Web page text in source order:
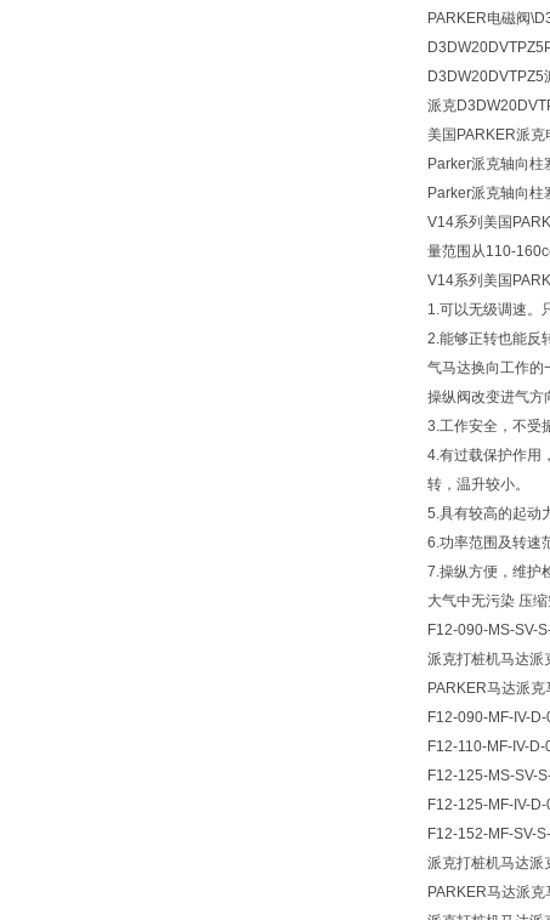
PARKER电磁阀
D3DW20DVTPZ5
派克
美国PARKER派
Parker派克轴向柱
Parker派克轴向柱
V14系列美国
量范围从110-
V14系列美国
1.可以无级调速。
2.能够正转也能反
气马达换向工作的
操纵阀改变进气方
3.工作安全，不受
4.有过载保护作用
转，温升较小。
5.具有较高的起动
6.功率范围及转速
7.操纵方便，维护
大气中无污染 压
F12-090-MS-SV-
派克打桩机马达派
PARKER马达派
F12-090-MF-IV-
F12-110-MF-IV-
F12-125-MS-SV-
F12-125-MF-IV-
F12-152-MF-SV-
派克打桩机马达派
PARKER马达派